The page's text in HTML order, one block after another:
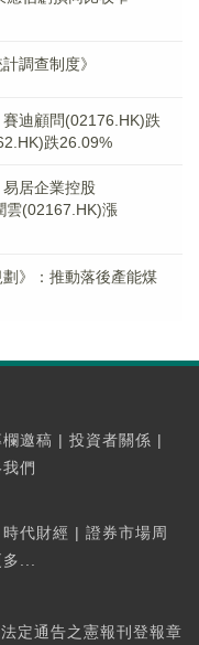
調查制度》
賽迪顧問(02176.HK)跌
跌26.09%
易居企業控股
雲(02167.HK)漲
劃》：推動落後產能煤
欄邀稿 | 投資者關係 |
們
時代財經 | 證券市場周
多...
定通告之憲報刊登報章